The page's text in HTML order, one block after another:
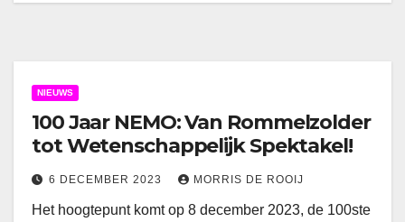
NIEUWS
100 Jaar NEMO: Van Rommelzolder
tot Wetenschappelijk Spektakel!
6 DECEMBER 2023 MORRIS DE ROOIJ
Het hoogtepunt komt op 8 december 2023, de 100ste